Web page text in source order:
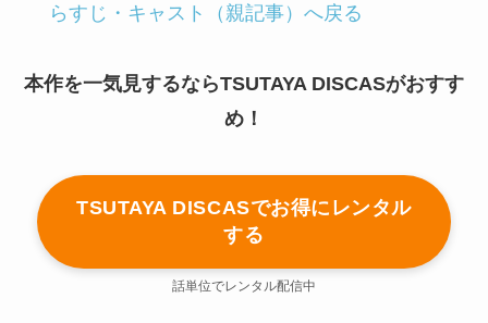
らすじ・キャスト（親記事）へ戻る
本作を一気見するならTSUTAYA DISCASがおすす
め！
TSUTAYA DISCASでお得にレンタル
する
話単位でレンタル配信中